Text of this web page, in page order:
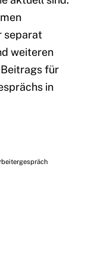
separat
weiteren
für
in